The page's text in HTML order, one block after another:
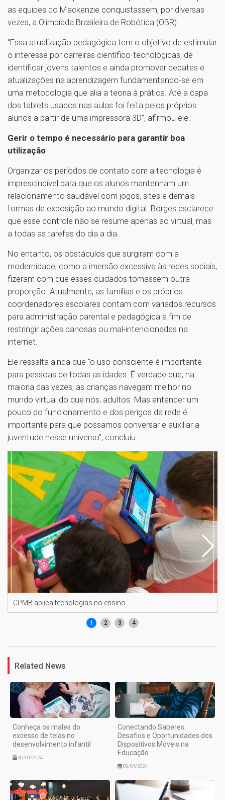
as equipes do Mackenzie conquistassem, por diversas
vezes, a Olimpíada Brasileira de Robótica (OBR).
“Essa atualização pedagógica tem o objetivo de estimular
o interesse por carreiras científico-tecnológicas, de
identificar jovens talentos e ainda promover debates e
atualizações na aprendizagem fundamentando-se em
uma metodologia que alia a teoria à prática. Até a capa
dos tablets usados nas aulas foi feita pelos próprios
alunos a partir de uma impressora 3D”, afirmou ele.
Gerir o tempo é necessário para garantir boa
utilização
Organizar os períodos de contato com a tecnologia é
imprescindível para que os alunos mantenham um
relacionamento saudável com jogos, sites e demais
formas de exposição ao mundo digital. Borges esclarece
que esse controle não se resume apenas ao virtual, mas
a todas as tarefas do dia a dia.
No entanto, os obstáculos que surgiram com a
modernidade, como a imersão excessiva às redes sociais,
fizeram com que esses cuidados tomassem outra
proporção. Atualmente, as famílias e os próprios
coordenadores escolares contam com variados recursos
para administração parental e pedagógica a fim de
restringir ações danosas ou mal-intencionadas na
internet.
Ele ressalta ainda que “o uso consciente é importante
para pessoas de todas as idades. É verdade que, na
maioria das vezes, as crianças navegam melhor no
mundo virtual do que nós, adultos. Mas entender um
pouco do funcionamento e dos perigos da rede é
importante para que possamos conversar e auxiliar a
juventude nesse universo”, concluiu.
CPMB aplica tecnologias no ensino
1 2 3 4
Related News
Conheça os males do
excesso de telas no
desenvolvimento infantil
30/01/2024
Conectando Saberes:
Desafios e Oportunidades dos
Dispositivos Móveis na
Educação
09/01/2024